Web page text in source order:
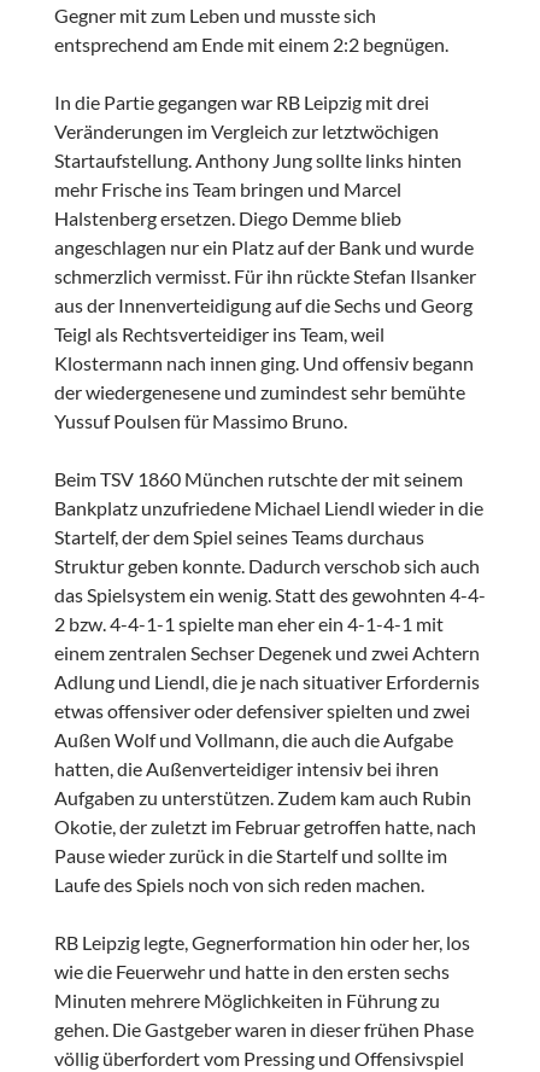
Gegner mit zum Leben und musste sich
entsprechend am Ende mit einem 2:2 begnügen.
In die Partie gegangen war RB Leipzig mit drei
Veränderungen im Vergleich zur letztwöchigen
Startaufstellung. Anthony Jung sollte links hinten
mehr Frische ins Team bringen und Marcel
Halstenberg ersetzen. Diego Demme blieb
angeschlagen nur ein Platz auf der Bank und wurde
schmerzlich vermisst. Für ihn rückte Stefan Ilsanker
aus der Innenverteidigung auf die Sechs und Georg
Teigl als Rechtsverteidiger ins Team, weil
Klostermann nach innen ging. Und offensiv begann
der wiedergenesene und zumindest sehr bemühte
Yussuf Poulsen für Massimo Bruno.
Beim TSV 1860 München rutschte der mit seinem
Bankplatz unzufriedene Michael Liendl wieder in die
Startelf, der dem Spiel seines Teams durchaus
Struktur geben konnte. Dadurch verschob sich auch
das Spielsystem ein wenig. Statt des gewohnten 4-4-
2 bzw. 4-4-1-1 spielte man eher ein 4-1-4-1 mit
einem zentralen Sechser Degenek und zwei Achtern
Adlung und Liendl, die je nach situativer Erfordernis
etwas offensiver oder defensiver spielten und zwei
Außen Wolf und Vollmann, die auch die Aufgabe
hatten, die Außenverteidiger intensiv bei ihren
Aufgaben zu unterstützen. Zudem kam auch Rubin
Okotie, der zuletzt im Februar getroffen hatte, nach
Pause wieder zurück in die Startelf und sollte im
Laufe des Spiels noch von sich reden machen.
RB Leipzig legte, Gegnerformation hin oder her, los
wie die Feuerwehr und hatte in den ersten sechs
Minuten mehrere Möglichkeiten in Führung zu
gehen. Die Gastgeber waren in dieser frühen Phase
völlig überfordert vom Pressing und Offensivspiel